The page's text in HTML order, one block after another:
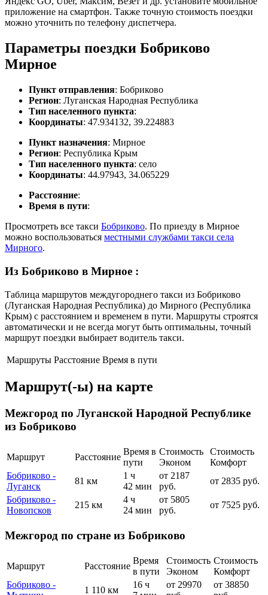
приложение на смартфон. Также точную стоимость поездки
можно уточнить по телефону диспетчера.
Параметры поездки Бобриково
Мирное
Пункт отправления: Бобриково
Регион: Луганская Народная Республика
Тип населенного пункта:
Координаты: 47.934132, 39.224883
Пункт назначения: Мирное
Регион: Республика Крым
Тип населенного пункта: село
Координаты: 44.97943, 34.065229
Расстояние:
Время в пути:
Просмотреть все такси Бобриково. По приезду в Мирное
можно воспользоваться местными службами такси села
Мирного.
Из Бобриково в Мирное :
Таблица маршрутов междугороднего такси из Бобриково
(Луганская Народная Республика) до Мирного (Республика
Крым) с расстоянием и временем в пути. Маршруты строятся
автоматически и не всегда могут быть оптимальны, точный
маршрут поездки выбирает водитель такси.
Маршруты Расстояние Время в пути
Маршрут(-ы) на карте
Межгород по Луганской Народной Республике
из Бобриково
Маршрут Расстояние
Время в
пути
Стоимость
Эконом
Стоимость
Комфорт
Бобриково -
Луганск
81 км
1 ч
42 мин
от 2187
руб.
от 2835 руб.
Бобриково -
Новопсков
215 км
4 ч
24 мин
от 5805
руб.
от 7525 руб.
Межгород по стране из Бобриково
Маршрут Расстояние
Время
в пути
Стоимость
Эконом
Стоимость
Комфорт
Бобриково -
1 110 км
16 ч
от 29970
от 38850